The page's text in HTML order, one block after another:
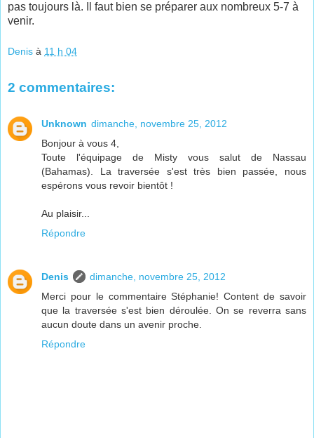
pas toujours là. Il faut bien se préparer aux nombreux 5-7 à
venir.
Denis à 11 h 04
2 commentaires:
Unknown dimanche, novembre 25, 2012
Bonjour à vous 4,
Toute l'équipage de Misty vous salut de Nassau
(Bahamas). La traversée s'est très bien passée, nous
espérons vous revoir bientôt !
Au plaisir...
Répondre
Denis
dimanche, novembre 25, 2012
Merci pour le commentaire Stéphanie! Content de savoir
que la traversée s'est bien déroulée. On se reverra sans
aucun doute dans un avenir proche.
Répondre